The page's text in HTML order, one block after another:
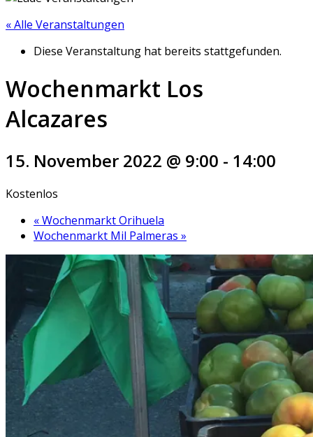
« Alle Veranstaltungen
Diese Veranstaltung hat bereits stattgefunden.
Wochenmarkt Los
Alcazares
15. November 2022 @ 9:00 - 14:00
Kostenlos
«Wochenmarkt Orihuela
Wochenmarkt Mil Palmeras »